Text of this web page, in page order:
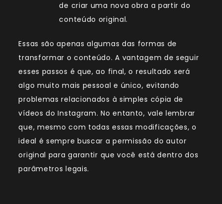
de criar uma nova obra a partir do
conteúdo original.
Essas são apenas algumas das formas de
transformar o conteúdo. A vantagem de seguir
esses passos é que, ao final, o resultado será
algo muito mais pessoal e único, evitando
problemas relacionados à simples cópia de
vídeos do Instagram. No entanto, vale lembrar
que, mesmo com todas essas modificações, o
ideal é sempre buscar a permissão do autor
original para garantir que você está dentro dos
parâmetros legais.